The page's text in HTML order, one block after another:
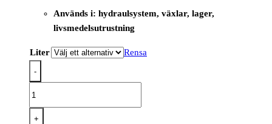
Används i: hydraulsystem, växlar, lager,
livsmedelsutrustning
Liter Rensa
-
HF
+